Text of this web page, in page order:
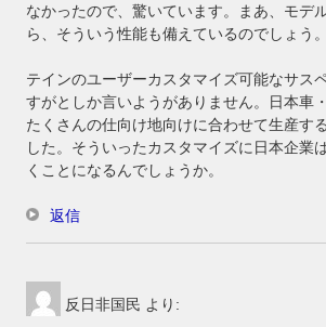
なかったので、驚いています。まあ、モデ
ら、そういう性能も備えているのでしょう。
テインのユーザーカスタマイズ可能なサス
すがとしか言いようがありません。日本車
たくさんの仕向け地向けに合わせて生産す
した。そういったカスタマイズに日本企業
くことになるんでしょうか。
返信
反日非国民 より: